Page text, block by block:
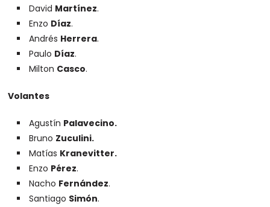
David Martínez.
Enzo Díaz.
Andrés Herrera.
Paulo Díaz.
Milton Casco.
Volantes
Agustín Palavecino.
Bruno Zuculini.
Matías Kranevitter.
Enzo Pérez.
Nacho Fernández.
Santiago Simón.